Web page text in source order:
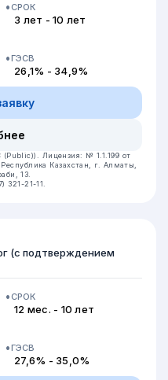
СРОК
3 лет - 10 лет
ГЭСВ
26,1% - 34,9%
(Public)).
Лицензия: № 1.1.199 от
Казахстан, г. Алматы,
13.
321-21-11.
(с подтверждением
СРОК
12 мес. - 10 лет
ГЭСВ
27,6% - 35,0%